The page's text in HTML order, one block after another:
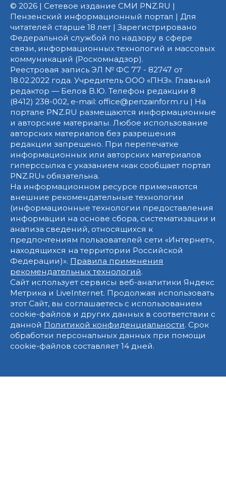
© 2026 | Сетевое издание СМИ PNZ.RU |
Пензенский информационный портал | Для
читателей старше 18 лет | Зарегистрировано
Федеральной службой по надзору в сфере
связи, информационных технологий и массовых
коммуникаций (Роскомнадзор).
Реестровая запись ЭЛ № ФС 77 - 82747 от
18.02.2022 года. Учредитель ООО «ПНЗ». Главный
редактор — Белов В.Ю. Телефон редакции 8
(8412) 238-002, e-mail: office@penzainform.ru | На
портале PNZ.RU размещаются информационные
и авторские материалы. Любое использование
авторских материалов без разрешения
редакции запрещено. При перепечатке
информационных или авторских материалов
гиперссылка с указанием «как сообщает портал
PNZ.RU» обязательна.
На информационном ресурсе применяются
внешние рекомендательные технологии
(информационные технологии предоставления
информации на основе сбора, систематизации и
анализа сведений, относящихся к
предпочтениям пользователей сети «Интернет»,
находящихся на территории Российской
Федерации)». Правила применения
рекомендательных технологий.
Сайт использует сервисы веб-аналитики Яндекс
Метрика и LiveInternet. Продолжая использовать
этот Сайт, вы соглашаетесь с использованием
cookie-файлов и других данных в соответствии с
данной Политикой конфиденциальности. Срок
обработки персональных данных при помощи
cookie-файлов составляет 14 дней.